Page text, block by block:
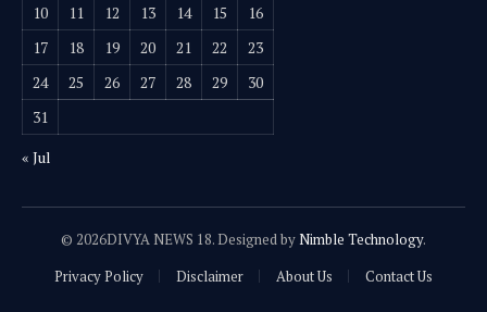
10
11 12 13 14 15
16
17
18 19 20 21 22
23
24
25 26 27 28 29
30
31
« Jul
© 2026DIVYA NEWS 18. Designed by Nimble Technology.
Privacy Policy
Disclaimer About Us Contact Us